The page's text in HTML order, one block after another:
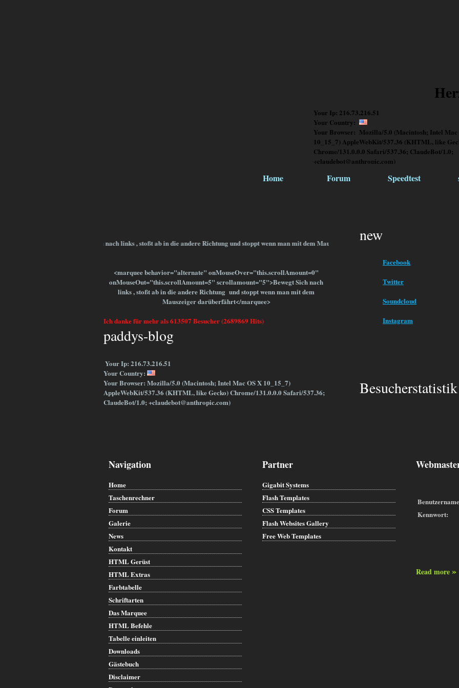
Your Ip: 216.73.216.51
Your Country:
Your Browser: Mozilla/5.0 (Macintosh; Intel Mac
10_15_7) AppleWebKit/537.36 (KHTML, like
Chrome/131.0.0.0 Safari/537.36; ClaudeBot/1.0;
+claudebot@anthropic.com)
Home Forum Speedtest
Bewegt Sich nach links , stoßt ab in die andere Richtung und stoppt wenn man mit dem Mauszeiger darüberfährt
<marquee behavior="alternate" onMouseOver="this.scrollAmount=0"
onMouseOut="this.scrollAmount=5" scrollamount="5">Bewegt Sich nach
links , stoßt ab in die andere Richtung und stoppt wenn man mit dem
Mauszeiger darüberfährt</marquee>
Ich danke für mehr als 613507 Besucher (2689869 Hits)
paddys-blog
Your Ip: 216.73.216.51
Your Country:
Your Browser: Mozilla/5.0 (Macintosh; Intel Mac OS X 10_15_7)
AppleWebKit/537.36 (KHTML, like Gecko) Chrome/131.0.0.0 Safari/537.36;
ClaudeBot/1.0; +claudebot@anthropic.com)
new
Facebook
Twitter
Soundcloud
Instagram
Besucherstatistik
Navigation
Home
Taschenrechner
Forum
Galerie
News
Kontakt
HTML Gerüst
HTML Extras
Farbtabelle
Schriftarten
Das Marquee
HTML Befehle
Tabelle einleiten
Downloads
Gästebuch
Disclaimer
Partner
Gigabit Systems
Flash Templates
CSS Templates
Flash Websites Gallery
Free Web Templates
Kennwort:
Read more»